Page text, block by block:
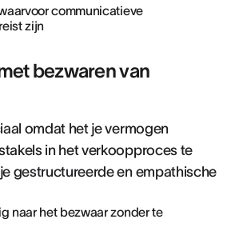
communicatieve
zijn
bezwaren van
omdat het je vermogen
in het verkoopproces te
gestructureerde en empathische
naar het bezwaar zonder te